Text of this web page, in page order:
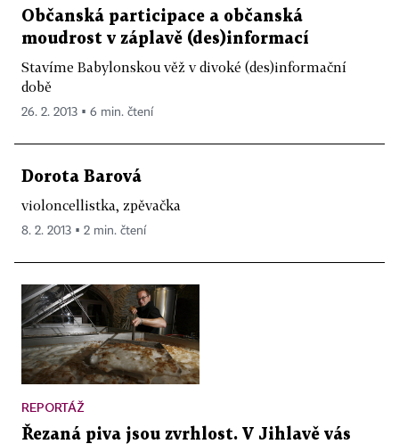
Občanská participace a občanská
moudrost v záplavě (des)informací
Stavíme Babylonskou věž v divoké (des)informační
době
26. 2. 2013 ▪ 6 min. čtení
Dorota Barová
violoncellistka, zpěvačka
8. 2. 2013 ▪ 2 min. čtení
REPORTÁŽ
Řezaná piva jsou zvrhlost. V Jihlavě vás